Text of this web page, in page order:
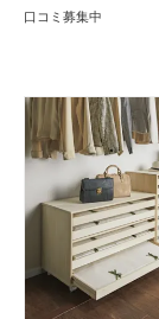
口コミ募集中